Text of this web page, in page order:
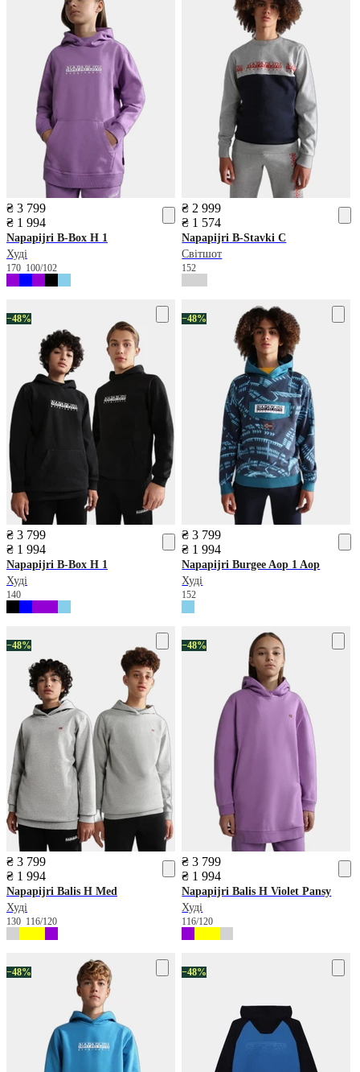
₴ 3 799
₴ 1 994
Napapijri B-Box H 1
Худі
170 100/102
₴ 2 999
₴ 1 574
Napapijri B-Stavki C
Світшот
152
−48%
₴ 3 799
₴ 1 994
Napapijri B-Box H 1
Худі
140
−48%
₴ 3 799
₴ 1 994
Napapijri Burgee Aop 1 Aop
Худі
152
−48%
₴ 3 799
₴ 1 994
Napapijri Balis H Med
Худі
130 116/120
−48%
₴ 3 799
₴ 1 994
Napapijri Balis H Violet Pansy
Худі
116/120
−48% −48%